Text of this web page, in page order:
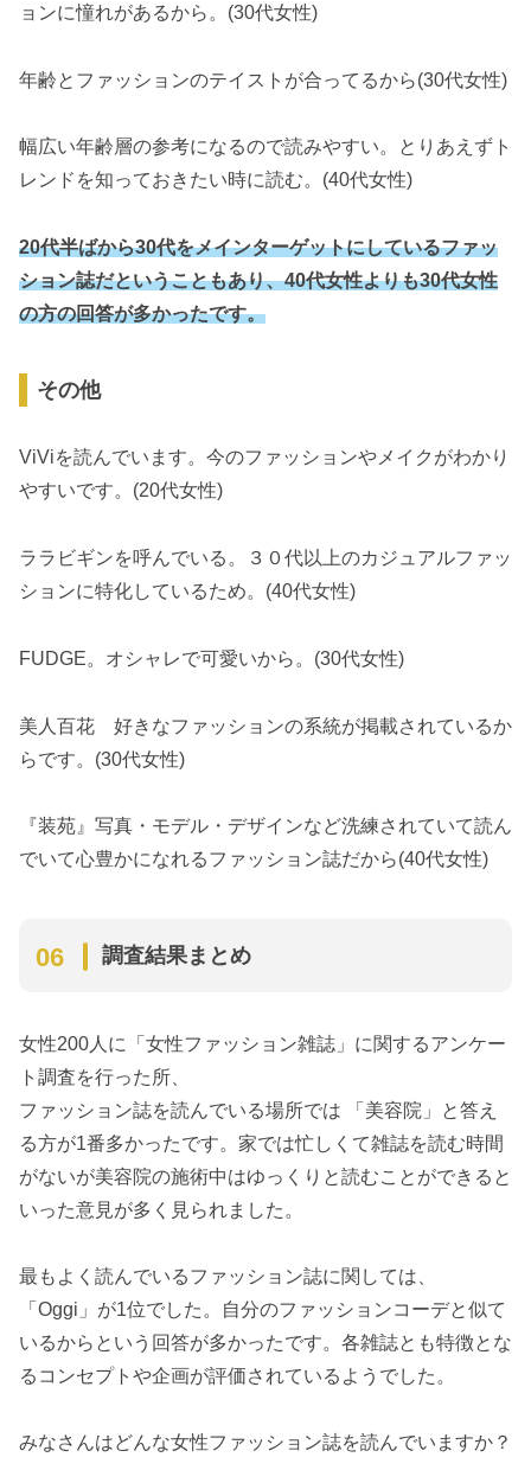
ョンに憧れがあるから。(30代女性)
年齢とファッションのテイストが合ってるから(30代女性)
幅広い年齢層の参考になるので読みやすい。とりあえずト
レンドを知っておきたい時に読む。(40代女性)
20代半ばから30代をメインターゲットにしているファッ
ション誌だということもあり、40代女性よりも30代女性
の方の回答が多かったです。
その他
ViViを読んでいます。今のファッションやメイクがわかり
やすいです。(20代女性)
ララビギンを呼んでいる。３０代以上のカジュアルファッ
ションに特化しているため。(40代女性)
FUDGE。オシャレで可愛いから。(30代女性)
美人百花 好きなファッションの系統が掲載されているか
らです。(30代女性)
『装苑』写真・モデル・デザインなど洗練されていて読ん
でいて心豊かになれるファッション誌だから(40代女性)
調査結果まとめ
女性200人に「女性ファッション雑誌」に関するアンケー
ト調査を行った所、
ファッション誌を読んでいる場所では 「美容院」と答え
る方が1番多かったです。家では忙しくて雑誌を読む時間
がないが美容院の施術中はゆっくりと読むことができると
いった意見が多く見られました。
最もよく読んでいるファッション誌に関しては、
「Oggi」が1位でした。自分のファッションコーデと似て
いるからという回答が多かったです。各雑誌とも特徴とな
るコンセプトや企画が評価されているようでした。
みなさんはどんな女性ファッション誌を読んでいますか？